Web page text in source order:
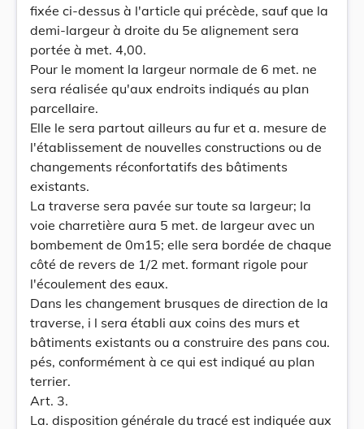
fixée ci-dessus à l'article qui précède, sauf que la
demi-largeur à droite du 5e alignement sera
portée à met. 4,00.
Pour le moment la largeur normale de 6 met. ne
sera réalisée qu'aux endroits indiqués au plan
parcellaire.
Elle le sera partout ailleurs au fur et a. mesure de
l'établissement de nouvelles constructions ou de
changements réconfortatifs des bâtiments
existants.
La traverse sera pavée sur toute sa largeur; la
voie charretière aura 5 met. de largeur avec un
bombement de 0m15; elle sera bordée de chaque
côté de revers de 1/2 met. formant rigole pour
l'écoulement des eaux.
Dans les changement brusques de direction de la
traverse, i l sera établi aux coins des murs et
bâtiments existants ou a construire des pans cou.
pés, conformément à ce qui est indiqué au plan
terrier.
Art. 3.
La. disposition générale du tracé est indiquée aux